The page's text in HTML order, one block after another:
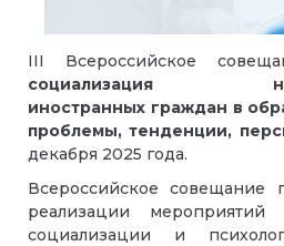
III Всероссийское
социализация
иностранных граждан в
проблемы, тенденции,
декабря 2025 года.
Всероссийское совещание
реализации
социализации и